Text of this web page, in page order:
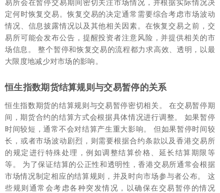
易所会在暂停交易期间密切关注市场情况，并根据实际情况决
定何时恢复交易。恢复交易的决定通常需要综合考虑市场波动
情况、信息披露情况以及其他相关因素。在恢复交易之前，交
易所可能会发布公告，提醒投资者注意风险，并提供相关的市
场信息。 整个暂停和恢复交易的流程都力求高效、透明，以最
大限度地减少对市场的影响。
恒生指数期货结算规则与交易暂停的关系
恒生指数期货的结算规则与交易暂停密切相关。 在交易暂停期
间，期货合约的结算方式会根据具体情况进行调整。 如果暂停
时间较短，通常不会对结算产生重大影响。 但如果暂停时间较
长，或者市场波动剧烈，则需要根据合约条款以及香港交易所
的规定进行特殊处理，例如调整结算价格、延长结算期限等
等。 为了保证结算的公正性和透明性，香港交易所通常会根据
市场情况制定相应的结算规则，并及时向市场参与者公布。 这
些规则通常会考虑各种突发情况，以确保在交易暂停的情况